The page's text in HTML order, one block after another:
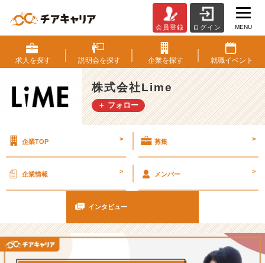
本
の
課
題
に
向
ー
家
集
を
会員登録 ログイン MENU
求人を探す 説明会を探す 企業を探す 就職イベント
株式会社Lime
＋ フォロー
企業TOP > 募集 >
企業情報 > メンバー >
インタビュー